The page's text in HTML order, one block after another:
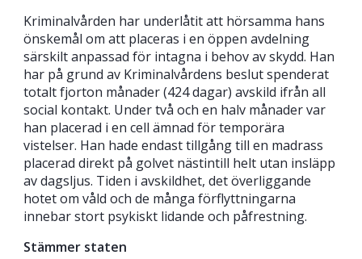
Kriminalvården har underlåtit att hörsamma hans
önskemål om att placeras i en öppen avdelning
särskilt anpassad för intagna i behov av skydd. Han
har på grund av Kriminalvårdens beslut spenderat
totalt fjorton månader (424 dagar) avskild ifrån all
social kontakt. Under två och en halv månader var
han placerad i en cell ämnad för temporära
vistelser. Han hade endast tillgång till en madrass
placerad direkt på golvet nästintill helt utan insläpp
av dagsljus. Tiden i avskildhet, det överliggande
hotet om våld och de många förflyttningarna
innebar stort psykiskt lidande och påfrestning.
Stämmer staten